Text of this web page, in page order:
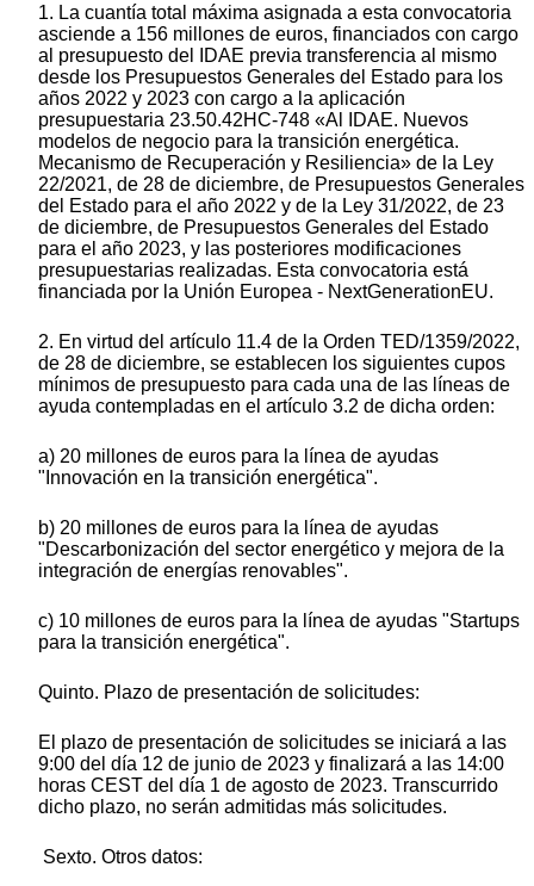
1. La cuantía total máxima asignada a esta convocatoria
asciende a 156 millones de euros, financiados con cargo
al presupuesto del IDAE previa transferencia al mismo
desde los Presupuestos Generales del Estado para los
años 2022 y 2023 con cargo a la aplicación
presupuestaria 23.50.42HC-748 «Al IDAE. Nuevos
modelos de negocio para la transición energética.
Mecanismo de Recuperación y Resiliencia» de la Ley
22/2021, de 28 de diciembre, de Presupuestos Generales
del Estado para el año 2022 y de la Ley 31/2022, de 23
de diciembre, de Presupuestos Generales del Estado
para el año 2023, y las posteriores modificaciones
presupuestarias realizadas. Esta convocatoria está
financiada por la Unión Europea - NextGenerationEU.
2. En virtud del artículo 11.4 de la Orden TED/1359/2022,
de 28 de diciembre, se establecen los siguientes cupos
mínimos de presupuesto para cada una de las líneas de
ayuda contempladas en el artículo 3.2 de dicha orden:
a) 20 millones de euros para la línea de ayudas
"Innovación en la transición energética".
b) 20 millones de euros para la línea de ayudas
"Descarbonización del sector energético y mejora de la
integración de energías renovables".
c) 10 millones de euros para la línea de ayudas "Startups
para la transición energética".
Quinto. Plazo de presentación de solicitudes:
El plazo de presentación de solicitudes se iniciará a las
9:00 del día 12 de junio de 2023 y finalizará a las 14:00
horas CEST del día 1 de agosto de 2023. Transcurrido
dicho plazo, no serán admitidas más solicitudes.
Sexto. Otros datos: